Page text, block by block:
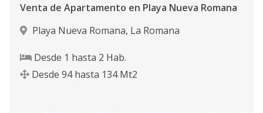
Venta de Apartamento en Playa Nueva Romana
Playa Nueva Romana, La Romana
Desde 1 hasta 2 Hab.
Desde 94 hasta 134 Mt2